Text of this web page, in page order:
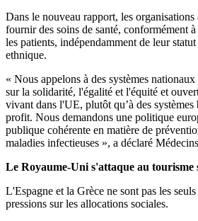
Dans le nouveau rapport, les
fournir des soins de santé, conformément
les patients, indépendamment de leur
ethnique.
« Nous appelons à des systèmes
sur la solidarité, l'égalité et l'équité et
vivant dans l'UE, plutôt qu’à des systèmes
profit. Nous demandons une politique
publique cohérente en matière de
maladies infectieuses », a déclaré
Le Royaume-Uni s'attaque au tourisme
L'Espagne et la Grèce ne sont pas les
pressions sur les allocations sociales.